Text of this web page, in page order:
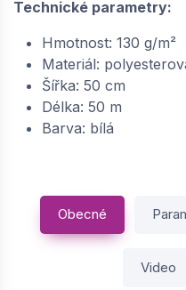
BAUDER / LIQUITEC
35 cm |
BAUDER / LIQUITEC
Technické parametry:
Hmotnost: 130 g/m²
Materiál:
Šířka: 50 cm
Délka: 50 m
Barva: bílá
Obecné
Video